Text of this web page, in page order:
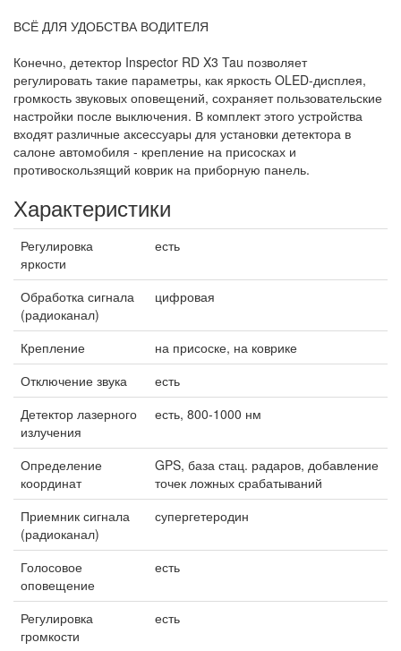
ВСЁ ДЛЯ УДОБСТВА ВОДИТЕЛЯ
Конечно, детектор Inspector RD X3 Tau позволяет
регулировать такие параметры, как яркость OLED-дисплея,
громкость звуковых оповещений, сохраняет пользовательские
настройки после выключения. В комплект этого устройства
входят различные аксессуары для установки детектора в
салоне автомобиля - крепление на присосках и
противоскользящий коврик на приборную панель.
Характеристики
Регулировка
яркости
есть
Обработка сигнала
(радиоканал)
цифровая
Крепление
на присоске, на коврике
Отключение звука
есть
Детектор лазерного
излучения
есть, 800-1000 нм
Определение
координат
GPS, база стац. радаров, добавление
точек ложных срабатываний
Приемник сигнала
(радиоканал)
супергетеродин
Голосовое
оповещение
есть
Регулировка
громкости
есть